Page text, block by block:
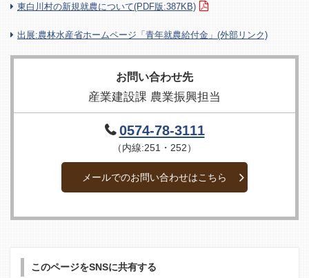
東白川村の新規就農について(PDF版:387KB)
出展:農林水産省ホームページ「青年就農給付金」(外部リンク)
お問い合わせ先
産業建設課 農業振興担当
0574-78-3111
（内線:251・252）
メールでのお問い合わせはこちら
このページをSNSに共有する